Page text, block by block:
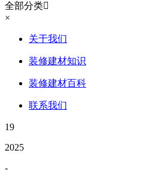
全部分类
×
关于我们
装修建材知识
装修建材百科
联系我们
19
2025
-